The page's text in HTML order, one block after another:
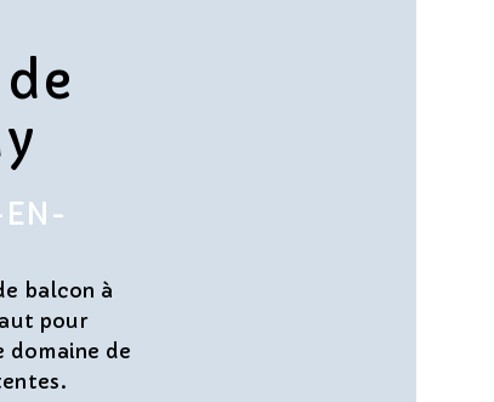
EN-
balcon à
pour
domaine de